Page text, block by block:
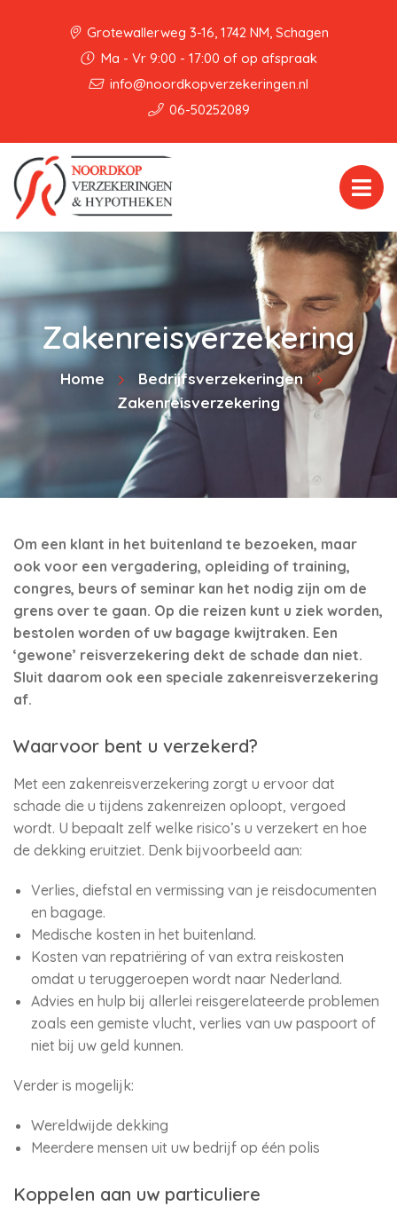
Grotewallerweg 3-16, 1742 NM, Schagen
Ma - Vr 9:00 - 17:00 of op afspraak
info@noordkopverzekeringen.nl
06-50252089
Zakenreisverzekering
Home
Bedrijfsverzekeringen
Zakenreisverzekering
Om een klant in het buitenland te bezoeken, maar
ook voor een vergadering, opleiding of training,
congres, beurs of seminar kan het nodig zijn om de
grens over te gaan. Op die reizen kunt u ziek worden,
bestolen worden of uw bagage kwijtraken. Een
‘gewone’ reisverzekering dekt de schade dan niet.
Sluit daarom ook een speciale zakenreisverzekering
af.
Waarvoor bent u verzekerd?
Met een zakenreisverzekering zorgt u ervoor dat
schade die u tijdens zakenreizen oploopt, vergoed
wordt. U bepaalt zelf welke risico’s u verzekert en hoe
de dekking eruitziet. Denk bijvoorbeeld aan:
Verlies, diefstal en vermissing van je reisdocumenten
en bagage.
Medische kosten in het buitenland.
Kosten van repatriëring of van extra reiskosten
omdat u teruggeroepen wordt naar Nederland.
Advies en hulp bij allerlei reisgerelateerde problemen
zoals een gemiste vlucht, verlies van uw paspoort of
niet bij uw geld kunnen.
Verder is mogelijk:
Wereldwijde dekking
Meerdere mensen uit uw bedrijf op één polis
Koppelen aan uw particuliere